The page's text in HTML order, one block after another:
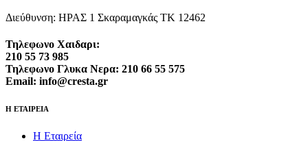
Διεύθυνση: ΗΡΑΣ 1 Σκαραμαγκάς ΤΚ 12462
Τηλεφωνο Χαιδαρι:
210 55 73 985
Τηλεφωνο Γλυκα Νερα: 210 66 55 575
Email: info@cresta.gr
Η ΕΤΑΙΡΕΙΑ
Η Εταιρεία